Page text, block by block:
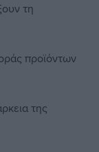
τη
προϊόντων
της